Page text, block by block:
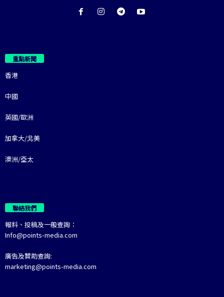
重點新聞
香港
中國
英國/歐洲
加拿大/北美
澳洲/亞太
聯絡我們
報料、投稿及一般查詢：
Info@points-media.com
廣告及贊助查詢:
marketing@points-media.com